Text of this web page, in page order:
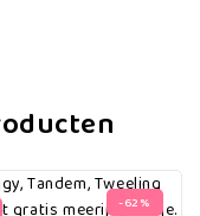
-62%